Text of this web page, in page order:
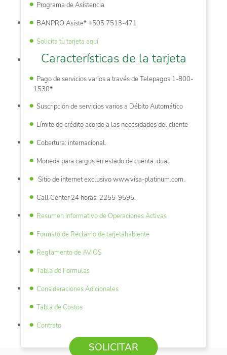
Programa de Asistencia
BANPRO Asiste* +505 7513-471
Solicita tu tarjeta aquí
Características de la tarjeta
Pago de servicios varios a través de Telepagos 1-800-
1530*
Suscripción de servicios varios a Débito Automático
Límite de crédito acorde a las necesidades del cliente
Cobertura: internacional.
Moneda para cargos en estado de cuenta: dual.
Sitio de internet exclusivo www.visa-platinum.com.
Call Center 24 horas: 2255-9595.
Resumen Informativo de Operaciones Activas
Formato de Reclamo de tarjetahabiente
Reglamento de AVIOS
Tabla de Formulas
Consideraciones Adicionales
Tabla de Costos
Contrato
SOLICITAR